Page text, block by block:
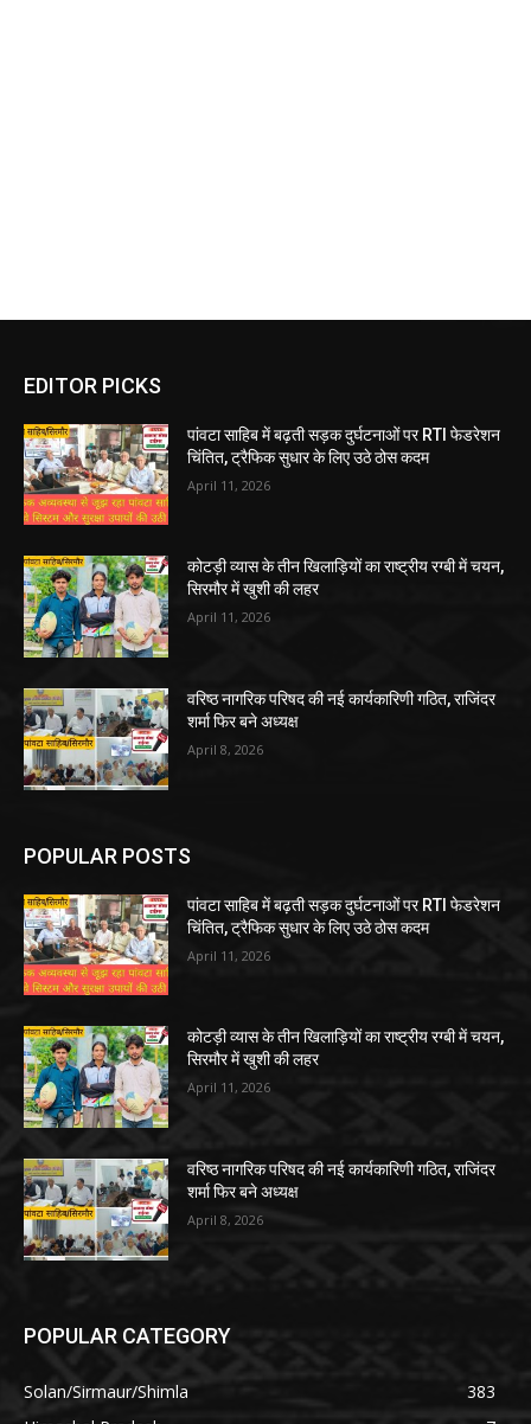
EDITOR PICKS
पांवटा साहिब में बढ़ती सड़क दुर्घटनाओं पर RTI फेडरेशन
चिंतित, ट्रैफिक सुधार के लिए उठे ठोस कदम
April 11, 2026
कोटड़ी व्यास के तीन खिलाड़ियों का राष्ट्रीय रग्बी में चयन,
सिरमौर में खुशी की लहर
April 11, 2026
वरिष्ठ नागरिक परिषद की नई कार्यकारिणी गठित, राजिंदर
शर्मा फिर बने अध्यक्ष
April 8, 2026
POPULAR POSTS
पांवटा साहिब में बढ़ती सड़क दुर्घटनाओं पर RTI फेडरेशन
चिंतित, ट्रैफिक सुधार के लिए उठे ठोस कदम
April 11, 2026
कोटड़ी व्यास के तीन खिलाड़ियों का राष्ट्रीय रग्बी में चयन,
सिरमौर में खुशी की लहर
April 11, 2026
वरिष्ठ नागरिक परिषद की नई कार्यकारिणी गठित, राजिंदर
शर्मा फिर बने अध्यक्ष
April 8, 2026
POPULAR CATEGORY
Solan/Sirmaur/Shimla
383